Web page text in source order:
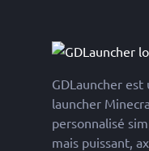
GDLauncher est
launcher
personnalisé
mais puissant,